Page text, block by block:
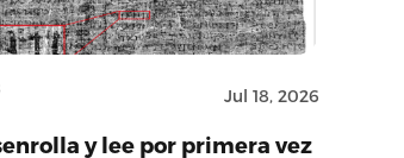
Jul 18, 2026
y lee por primera vez